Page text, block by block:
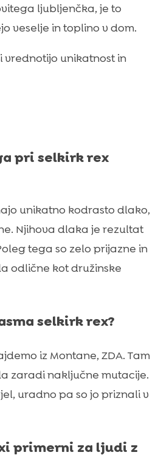
ljubljenčka, je to
veselje in toplino v dom.
vrednotijo unikatnost in
pri selkirk rex
unikatno kodrasto dlako,
Njihova dlaka je rezultat
tega so zelo prijazne in
odlične kot družinske
selkirk rex?
iz Montane, ZDA. Tam
zaradi naključne mutacije.
uradno pa so jo priznali v
primerni za ljudi z